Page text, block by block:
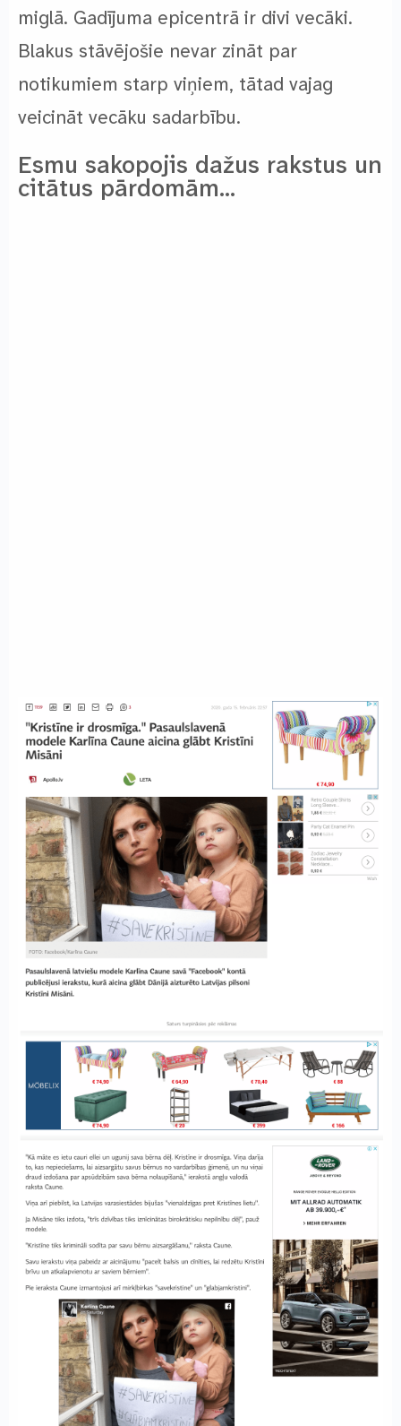
miglā. Gadījuma epicentrā ir divi vecāki.
Blakus stāvējošie nevar zināt par
notikumiem starp viņiem, tātad vajag
veicināt vecāku sadarbību.
Esmu sakopojis dažus rakstus un
citātus pārdomām…